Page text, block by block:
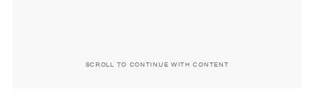
SCROLL TO CONTINUE WITH CONTENT